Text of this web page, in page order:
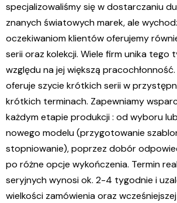
specjalizowaliśmy się w dostarczaniu
znanych światowych marek, ale
oczekiwaniom klientów oferujemy
serii oraz kolekcji. Wiele firm unika tego
względu na jej większą
oferuje szycie krótkich serii w
krótkich terminach. Zapewniamy
każdym etapie produkcji : od wyboru
nowego modelu (przygotowanie
stopniowanie), poprzez dobór
po różne opcje wykończenia. Termin
seryjnych wynosi ok. 2-4 tygodnie i
wielkości zamówienia oraz